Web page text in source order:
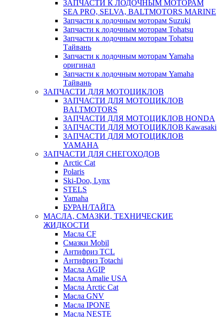
ЗАПЧАСТИ К ЛОДОЧНЫМ МОТОРАМ
SEA PRO, SELVA, BALTMOTORS MARINE
Запчасти к лодочным моторам Suzuki
Запчасти к лодочным моторам Tohatsu
Запчасти к лодочным моторам Tohatsu
Тайвань
Запчасти к лодочным моторам Yamaha
оригинал
Запчасти к лодочным моторам Yamaha
Тайвань
ЗАПЧАСТИ ДЛЯ МОТОЦИКЛОВ
ЗАПЧАСТИ ДЛЯ МОТОЦИКЛОВ
BALTMOTORS
ЗАПЧАСТИ ДЛЯ МОТОЦИКЛОВ HONDA
ЗАПЧАСТИ ДЛЯ МОТОЦИКЛОВ Kawasaki
ЗАПЧАСТИ ДЛЯ МОТОЦИКЛОВ
YAMAHA
ЗАПЧАСТИ ДЛЯ СНЕГОХОДОВ
Arctic Cat
Polaris
Ski-Doo, Lynx
STELS
Yamaha
БУРАН/ТАЙГА
МАСЛА, СМАЗКИ, ТЕХНИЧЕСКИЕ
ЖИДКОСТИ
Масла CF
Смазки Mobil
Антифриз TCL
Антифриз Totachi
Масла AGIP
Масла Amalie USA
Масла Arctic Cat
Масла GNV
Масла IPONE
Масла NESTE